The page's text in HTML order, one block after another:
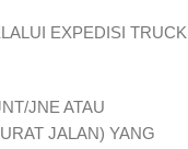
EXPEDISI TRUCK
JNE ATAU
JALAN) YANG